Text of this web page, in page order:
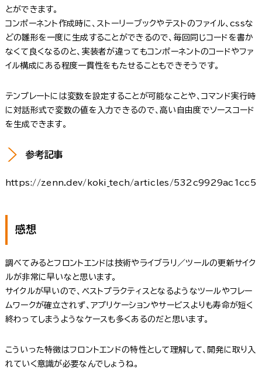
とができます。
コンポーネント作成時に、ストーリーブックやテストのファイル、cssな
どの雛形を一度に生成することができるので、毎回同じコードを書か
なくて良くなるのと、実装者が違ってもコンポーネントのコードやファ
イル構成にある程度一貫性をもたせることもできそうです。
テンプレートには変数を設定することが可能なことや、コマンド実行時
に対話形式で変数の値を入力できるので、高い自由度でソースコード
を生成できます。
参考記事
https://zenn.dev/koki_tech/articles/532c9929ac1cc5
感想
調べてみるとフロントエンドは技術やライブラリ／ツールの更新サイク
ルが非常に早いなと思います。
サイクルが早いので、ベストプラクティスとなるようなツールやフレー
ムワークが確立されず、アプリケーションやサービスよりも寿命が短く
終わってしまうようなケースも多くあるのだと思います。
こういった特徴はフロントエンドの特性として理解して、開発に取り入
れていく意識が必要なんでしょうね。